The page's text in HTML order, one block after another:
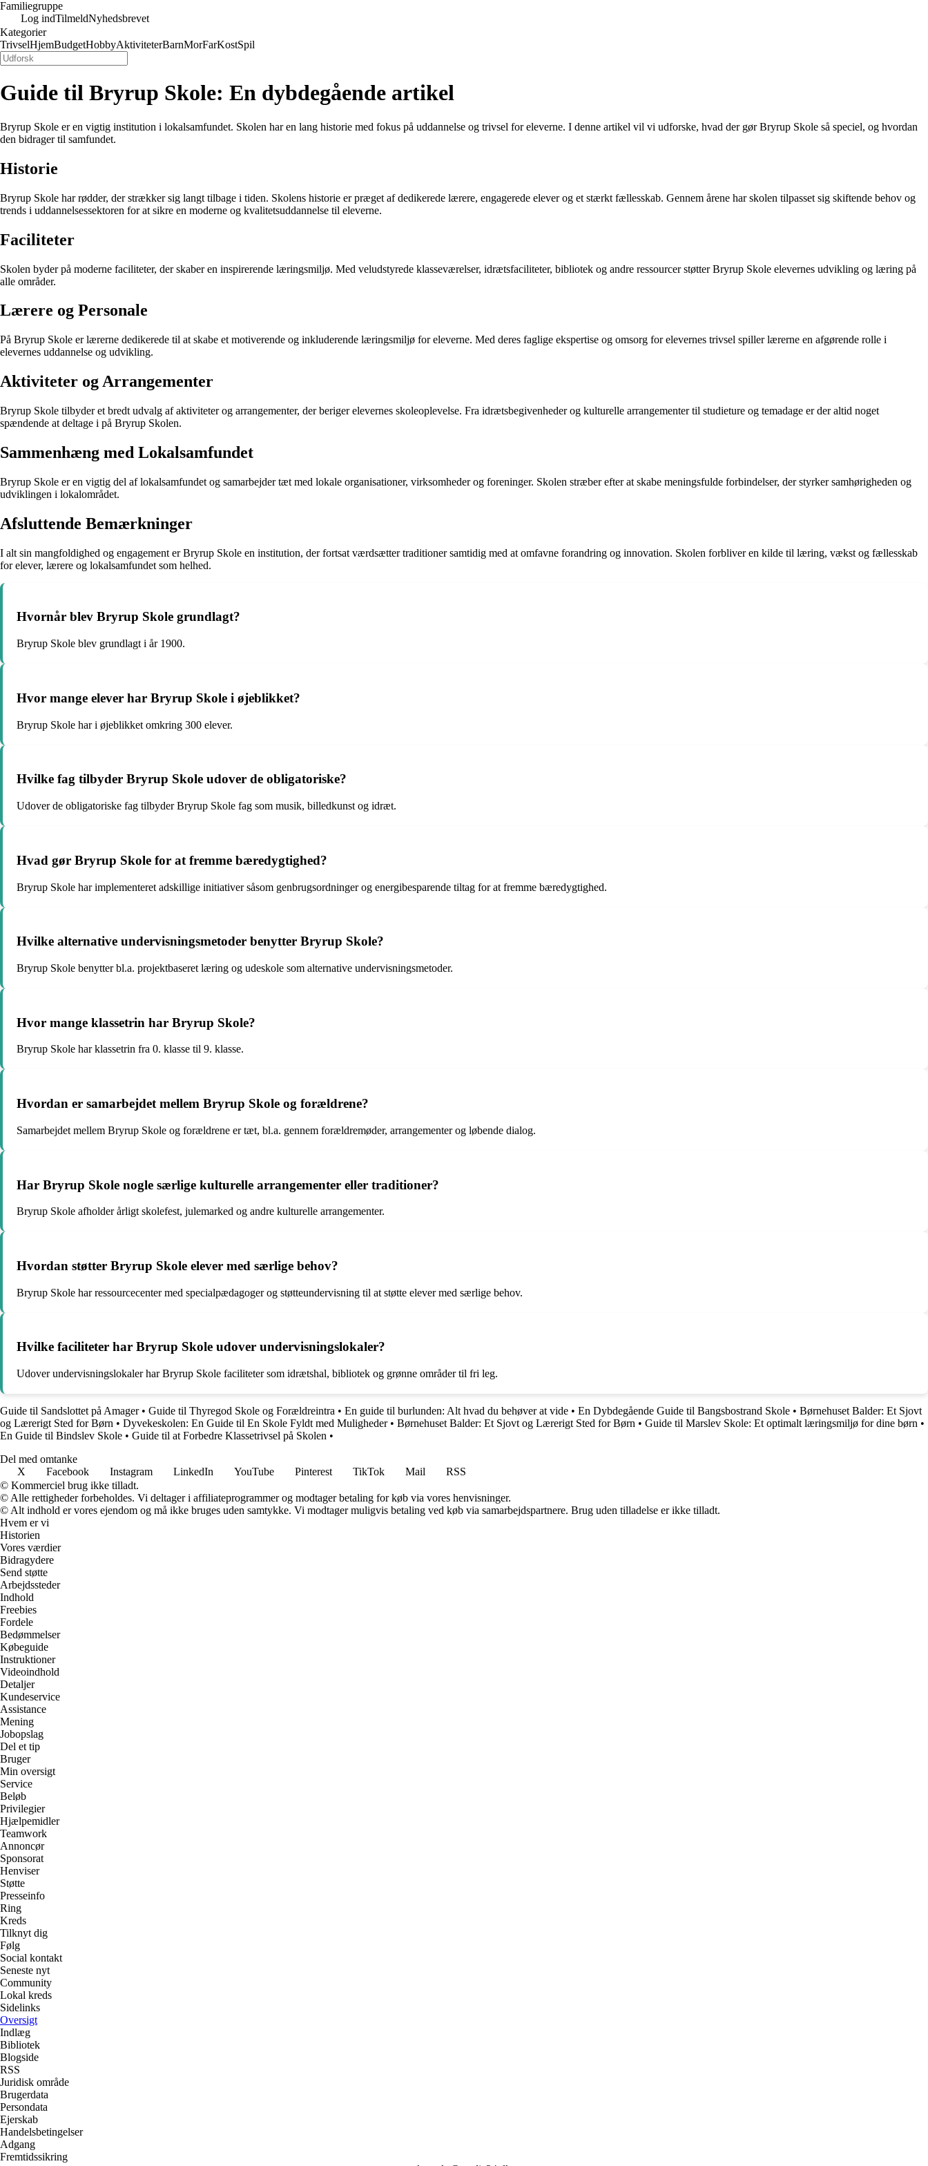
Familiegruppe
Log indTilmeldNyhedsbrevet
Kategorier
TrivselHjemBudgetHobbyAktiviteterBarnMorFarKostSpil
Guide til Bryrup Skole: En dybdegående artikel
Bryrup Skole er en vigtig institution i lokalsamfundet. Skolen har en lang historie med fokus på uddannelse og trivsel for eleverne. I denne artikel vil vi udforske, hvad der gør Bryrup Skole så speciel, og hvordan
den bidrager til samfundet.
Historie
Bryrup Skole har rødder, der strækker sig langt tilbage i tiden. Skolens historie er præget af dedikerede lærere, engagerede elever og et stærkt fællesskab. Gennem årene har skolen tilpasset sig skiftende behov og
trends i uddannelsessektoren for at sikre en moderne og kvalitetsuddannelse til eleverne.
Faciliteter
Skolen byder på moderne faciliteter, der skaber en inspirerende læringsmiljø. Med veludstyrede klasseværelser, idrætsfaciliteter, bibliotek og andre ressourcer støtter Bryrup Skole elevernes udvikling og læring på
alle områder.
Lærere og Personale
På Bryrup Skole er lærerne dedikerede til at skabe et motiverende og inkluderende læringsmiljø for eleverne. Med deres faglige ekspertise og omsorg for elevernes trivsel spiller lærerne en afgørende rolle i
elevernes uddannelse og udvikling.
Aktiviteter og Arrangementer
Bryrup Skole tilbyder et bredt udvalg af aktiviteter og arrangementer, der beriger elevernes skoleoplevelse. Fra idrætsbegivenheder og kulturelle arrangementer til studieture og temadage er der altid noget
spændende at deltage i på Bryrup Skolen.
Sammenhæng med Lokalsamfundet
Bryrup Skole er en vigtig del af lokalsamfundet og samarbejder tæt med lokale organisationer, virksomheder og foreninger. Skolen stræber efter at skabe meningsfulde forbindelser, der styrker samhørigheden og
udviklingen i lokalområdet.
Afsluttende Bemærkninger
I alt sin mangfoldighed og engagement er Bryrup Skole en institution, der fortsat værdsætter traditioner samtidig med at omfavne forandring og innovation. Skolen forbliver en kilde til læring, vækst og fællesskab
for elever, lærere og lokalsamfundet som helhed.
Hvornår blev Bryrup Skole grundlagt?
Bryrup Skole blev grundlagt i år 1900.
Hvor mange elever har Bryrup Skole i øjeblikket?
Bryrup Skole har i øjeblikket omkring 300 elever.
Hvilke fag tilbyder Bryrup Skole udover de obligatoriske?
Udover de obligatoriske fag tilbyder Bryrup Skole fag som musik, billedkunst og idræt.
Hvad gør Bryrup Skole for at fremme bæredygtighed?
Bryrup Skole har implementeret adskillige initiativer såsom genbrugsordninger og energibesparende tiltag for at fremme bæredygtighed.
Hvilke alternative undervisningsmetoder benytter Bryrup Skole?
Bryrup Skole benytter bl.a. projektbaseret læring og udeskole som alternative undervisningsmetoder.
Hvor mange klassetrin har Bryrup Skole?
Bryrup Skole har klassetrin fra 0. klasse til 9. klasse.
Hvordan er samarbejdet mellem Bryrup Skole og forældrene?
Samarbejdet mellem Bryrup Skole og forældrene er tæt, bl.a. gennem forældremøder, arrangementer og løbende dialog.
Har Bryrup Skole nogle særlige kulturelle arrangementer eller traditioner?
Bryrup Skole afholder årligt skolefest, julemarked og andre kulturelle arrangementer.
Hvordan støtter Bryrup Skole elever med særlige behov?
Bryrup Skole har ressourcecenter med specialpædagoger og støtteundervisning til at støtte elever med særlige behov.
Hvilke faciliteter har Bryrup Skole udover undervisningslokaler?
Udover undervisningslokaler har Bryrup Skole faciliteter som idrætshal, bibliotek og grønne områder til fri leg.
Guide til Sandslottet på Amager• Guide til Thyregod Skole og Forældreintra • En guide til burlunden: Alt hvad du behøver at vide • En Dybdegående Guide til Bangsbostrand Skole • Børnehuset Balder: Et Sjovt
og Lærerigt Sted for Børn • Dyvekeskolen: En Guide til En Skole Fyldt med Muligheder• Børnehuset Balder: Et Sjovt og Lærerigt Sted for Børn • Guide til Marslev Skole: Et optimalt læringsmiljø for dine børn •
En Guide til Bindslev Skole • Guide til at Forbedre Klassetrivsel på Skolen •
Del med omtanke
X
Facebook Instagram LinkedIn YouTube Pinterest TikTok Mail
RSS
© Kommerciel brug ikke tilladt.
© Alle rettigheder forbeholdes. Vi deltager i affiliateprogrammer og modtager betaling for køb via vores henvisninger.
© Alt indhold er vores ejendom og må ikke bruges uden samtykke. Vi modtager muligvis betaling ved køb via samarbejdspartnere. Brug uden tilladelse er ikke tilladt.
Hvem er vi
Historien
Vores værdier
Bidragydere
Send støtte
Arbejdssteder
Indhold
Freebies
Fordele
Bedømmelser
Købeguide
Instruktioner
Videoindhold
Detaljer
Kundeservice
Assistance
Mening
Jobopslag
Del et tip
Bruger
Min oversigt
Service
Beløb
Privilegier
Hjælpemidler
Teamwork
Annoncør
Sponsorat
Henviser
Støtte
Presseinfo
Ring
Kreds
Tilknyt dig
Følg
Social kontakt
Seneste nyt
Community
Lokal kreds
Sidelinks
Oversigt
Indlæg
Bibliotek
Blogside
RSS
Juridisk område
Brugerdata
Persondata
Ejerskab
Handelsbetingelser
Adgang
Fremtidssikring